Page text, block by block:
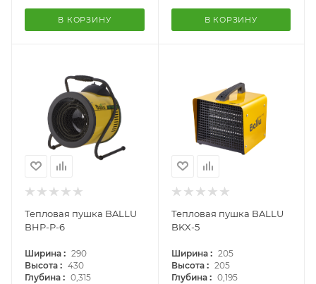
В КОРЗИНУ В КОРЗИНУ
Тепловая пушка BALLU
BHP-P-6
Ширина : 290
Высота : 430
Глубина : 0,315
Тепловая пушка BALLU
BKX-5
Ширина : 205
Высота : 205
Глубина : 0,195